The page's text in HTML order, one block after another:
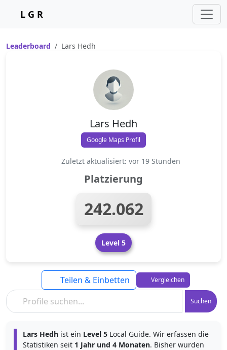
L G R
Leaderboard Lars Hedh
Lars Hedh
Google Maps Profil
Zuletzt aktualisiert: vor 19 Stunden
Platzierung
242.062
Level 5
Suchen
Teilen & Einbetten Vergleichen
Lars Hedh ist ein Level 5 Local Guide. Wir erfassen die
Statistiken seit 1 Jahr und 4 Monaten. Bisher wurden